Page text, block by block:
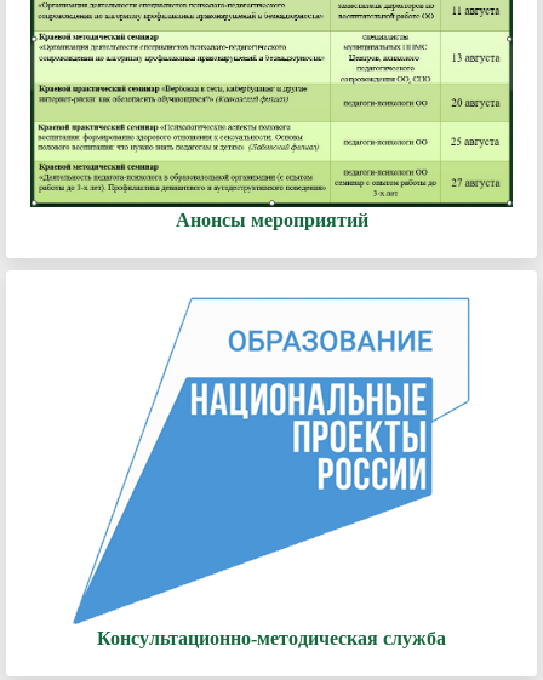
Анонсы мероприятий
Консультационно-методическая служба